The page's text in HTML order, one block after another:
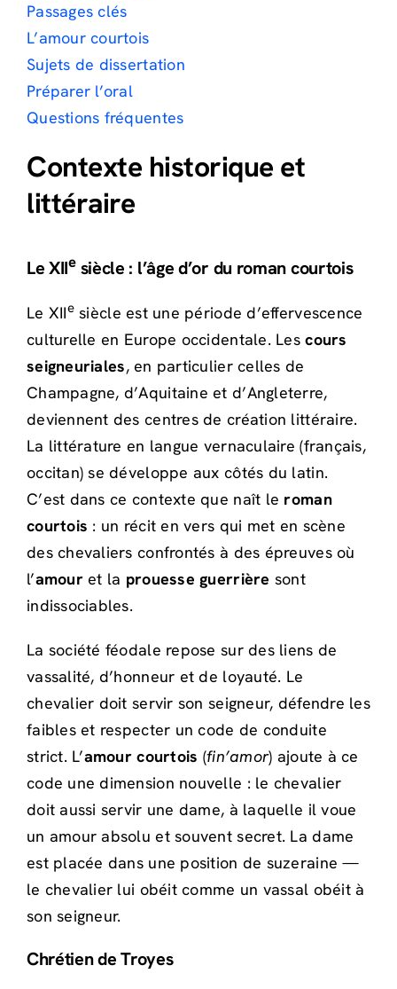
Passages clés
L’amour courtois
Sujets de dissertation
Préparer l’oral
Questions fréquentes
Contexte historique et
littéraire
Le XIIesiècle : l’âge d’or du roman courtois
Le XIIesiècle est une période d’effervescence
culturelle en Europe occidentale. Lescours
seigneuriales, en particulier celles de
Champagne, d’Aquitaine et d’Angleterre,
deviennent des centres de création littéraire.
La littérature en langue vernaculaire (français,
occitan) se développe aux côtés du latin.
C’est dans ce contexte que naît le roman
courtois : un récit en vers qui met en scène
des chevaliers confrontés à des épreuves où
l’amouret la prouesse guerrière sont
indissociables.
La société féodale repose sur des liens de
vassalité, d’honneur et de loyauté. Le
chevalier doit servir son seigneur, défendre les
faibles et respecter un code de conduite
strict. L’amour courtois (fin’amor) ajoute à ce
code une dimension nouvelle : le chevalier
doit aussi servir une dame, à laquelle il voue
un amour absolu et souvent secret. La dame
est placée dans une position de suzeraine —
le chevalier lui obéit comme un vassal obéit à
son seigneur.
Chrétien de Troyes